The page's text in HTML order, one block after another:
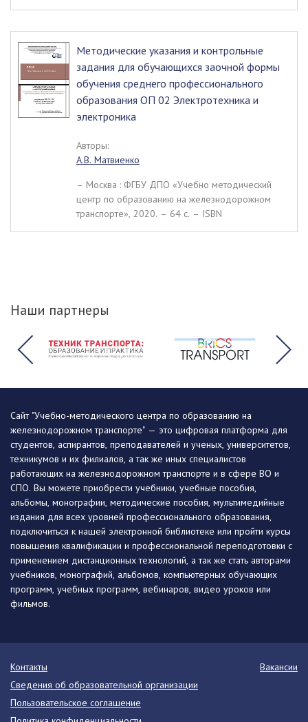
Методические указания и контрольные
задания для обучающихся заочной формы
обучения среднего профессионального
образования ОП 02 Электротехника и
электроника
Авторы:
А.В. Матвиенко
– Москва : ФГБУ ДПО «Учебно методический
центр по образованию на железнодорожном
транспорте», 2020. – 64 c. – ISBN
Наши партнеры
Сайт "Учебно-методического центра по образованию на
железнодорожном транспорте" — это цифровая платформа для
студентов, аспирантов, преподавателей и ученых, университетов,
техникумов и их филиалов, а так же иных специалистов
работающих на железнодорожном транспорте и в сфере ВО и
СПО. Вы можете приобрести учебники, учебные пособия,
альбомы, монографии, методические пособия, мультимедийные
издания для всех уровней профессионального образования,
подключиться к нашей электронной библиотеке или пройти курсы
повышения квалификации и профессиональной переподготовки с
применением дистанционных технологий, а так же стать авторами
учебников, монографий, альбомов, компьютерных обучающих
программ, учебных программ, вебинаров, видео уроков или
фильмов.
Контакты
Вакансии
Сведения об образовательной организации
Пользовательское соглашение